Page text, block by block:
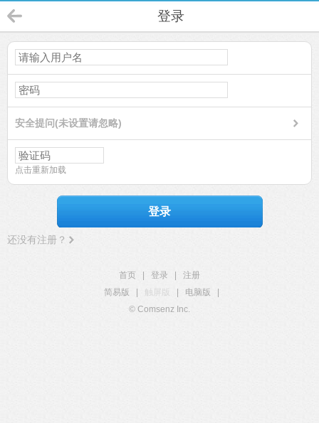
登录
安全提问(未设置请忽略)
点击重新加载
登录
还没有注册？
首页 登录
注册
简易版
触屏版 电脑版
© Comsenz Inc.